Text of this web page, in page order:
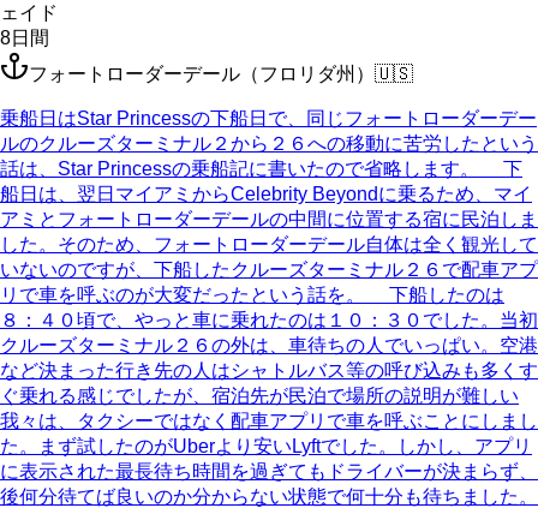
ェイド
8日間
フォートローダーデール（フロリダ州） 🇺🇸
乗船日はStar Princessの下船日で、同じフォートローダーデー
ルのクルーズターミナル２から２６への移動に苦労したという
話は、Star Princessの乗船記に書いたので省略します。 下
船日は、翌日マイアミからCelebrity Beyondに乗るため、マイ
アミとフォートローダーデールの中間に位置する宿に民泊しま
した。そのため、フォートローダーデール自体は全く観光して
いないのですが、下船したクルーズターミナル２６で配車アプ
リで車を呼ぶのが大変だったという話を。 下船したのは
８：４０頃で、やっと車に乗れたのは１０：３０でした。当初
クルーズターミナル２６の外は、車待ちの人でいっぱい。空港
など決まった行き先の人はシャトルバス等の呼び込みも多くす
ぐ乗れる感じでしたが、宿泊先が民泊で場所の説明が難しい
我々は、タクシーではなく配車アプリで車を呼ぶことにしまし
た。まず試したのがUberより安いLyftでした。しかし、アプリ
に表示された最長待ち時間を過ぎてもドライバーが決まらず、
後何分待てば良いのか分からない状態で何十分も待ちました。